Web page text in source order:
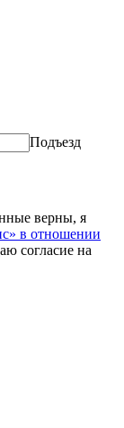
Подъезд
верны, я
в отношении
согласие на